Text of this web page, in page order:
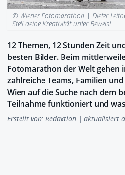
© Wiener Fotomarathon | Dieter
Stell deine Kreativität unter Beweis!
12 Themen, 12 Stunden Zeit
besten Bilder. Beim
Fotomarathon der Welt gehen
zahlreiche Teams, Familien
Wien auf die Suche nach dem
Teilnahme funktioniert und
Erstellt von: Redaktion | aktualisiert